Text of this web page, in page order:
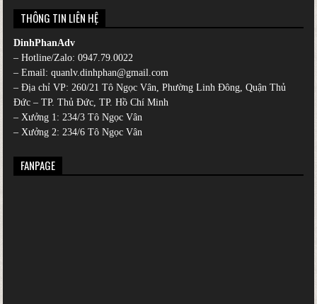
THÔNG TIN LIÊN HỆ
DinhPhanAdv
– Hotline/Zalo:0947.79.0022
– Email: quanlv.dinhphan@gmail.com
– Địa chỉ VP: 260/21 Tô Ngọc Vân, Phường Linh Đông, Quận Thủ
Đức – TP. Thủ Đức, TP. Hồ Chí Minh
– Xưởng 1: 234/3 Tô Ngọc Vân
– Xưởng 2: 234/6 Tô Ngọc Vân
FANPAGE